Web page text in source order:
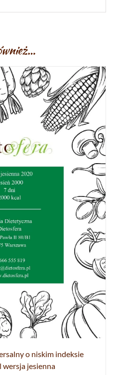
o niskim indeksie
wersja jesienna